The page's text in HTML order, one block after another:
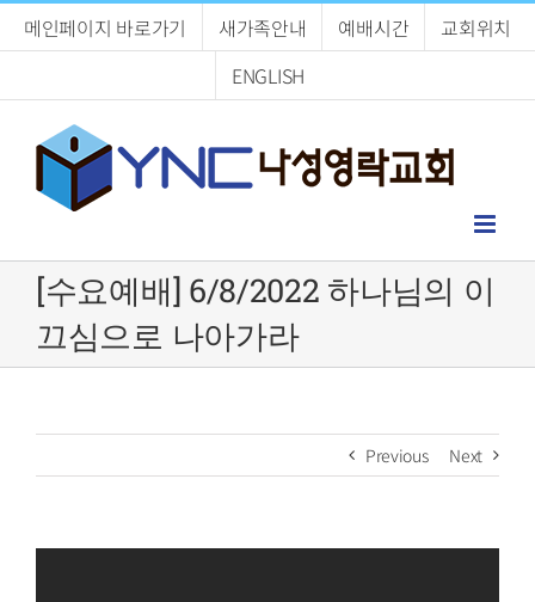
메인페이지 바로가기 새가족안내 예배시간
교회위치
ENGLISH
[수요예배] 6/8/2022 하나님의 이
끄심으로 나아가라
Previous Next